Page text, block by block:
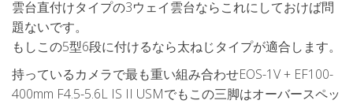
雲台直付けタイプの3ウェイ雲台ならこれにしておけば問
題ないです。
もしこの5型6段に付けるなら太ねじタイプが適合します。
持っているカメラで最も重い組み合わせEOS-1V + EF100-
400mm F4.5-5.6L IS II USMでもこの三脚はオーバースペッ